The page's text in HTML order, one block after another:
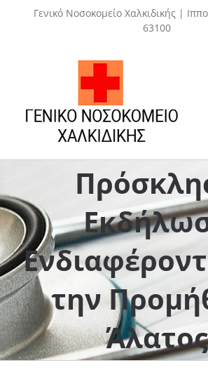
Γενικό Νοσοκομείο Χαλκιδικής |
63100
την
Άλατος